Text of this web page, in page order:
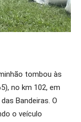
tombou às
no km 102, em
Bandeiras. O
o veículo